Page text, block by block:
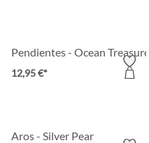
Pendientes - Ocean Treasures
12,95 €*
Aros - Silver Pear